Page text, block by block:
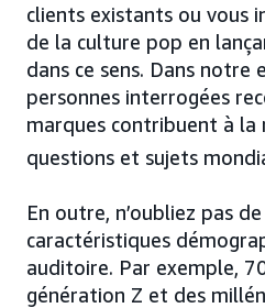
clients existants ou vous
de la culture pop en
dans ce sens. Dans notre
personnes interrogées
marques contribuent à
questions et sujets
En outre, n’oubliez pas
caractéristiques
auditoire. Par exemple,
génération Z et des